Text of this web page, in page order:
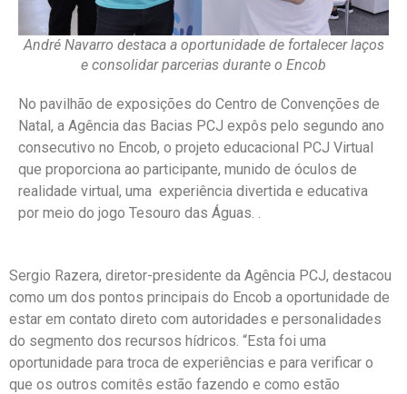
André Navarro destaca a oportunidade de fortalecer laços
e consolidar parcerias durante o Encob
No pavilhão de exposições do Centro de Convenções de
Natal, a Agência das Bacias PCJ expôs pelo segundo ano
consecutivo no Encob, o projeto educacional PCJ Virtual
que proporciona ao participante, munido de óculos de
realidade virtual, uma experiência divertida e educativa
por meio do jogo Tesouro das Águas. .
Sergio Razera, diretor-presidente da Agência PCJ, destacou
como um dos pontos principais do Encob a oportunidade de
estar em contato direto com autoridades e personalidades
do segmento dos recursos hídricos. “Esta foi uma
oportunidade para troca de experiências e para verificar o
que os outros comitês estão fazendo e como estão